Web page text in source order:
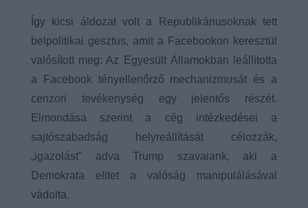
Így kicsi áldozat volt a Republikánusoknak tett
belpolitikai gesztus, amit a Facebookon keresztül
valósított meg: Az Egyesült Államokban leállította
a Facebook tényellenőrző mechanizmusát és a
cenzori tevékenység egy jelentős részét.
Elmondása szerint a cég intézkedései a
sajtószabadság helyreállítását célozzák,
„igazolást” adva Trump szavaiank, aki a
Demokrata elitet a valóság manipulálásával
vádolta.